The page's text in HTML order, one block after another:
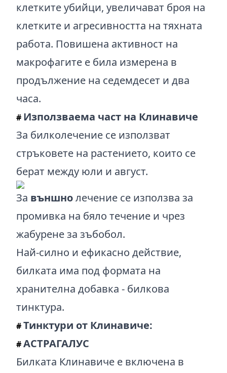
клетките убийци, увеличават броя на
клетките и агресивността на тяхната
работа. Повишена активност на
макрофагите е била измерена в
продължение на седемдесет и два
часа.
# Използваема част на Клинавиче
За билколечение се използват
стръковете на растението, които се
берат между юли и август.
За външнолечение се използва за
промивка на бяло течение и чрез
жабурене за зъбобол.
Най-силно и ефикасно действие,
билката има под формата на
хранителна добавка - билкова
тинктура.
#Тинктури от Клинавиче:
#АСТРАГАЛУС
Билката Клинавиче е включена в